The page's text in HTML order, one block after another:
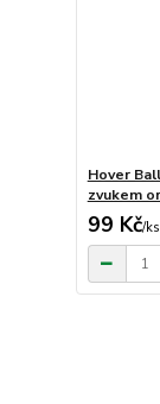
Hover
zvukem
99 Kč/ks